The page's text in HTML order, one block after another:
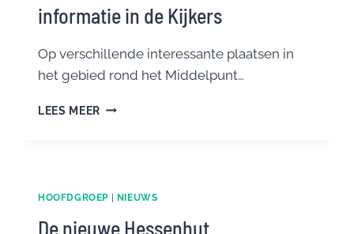
informatie in de Kijkers
Op verschillende interessante plaatsen in
het gebied rond het Middelpunt…
LEES MEER TOEGANKELIJK
DE
KIJKERS
HOOFDGROEP| NIEUWS
De nieuwe Hessenhut